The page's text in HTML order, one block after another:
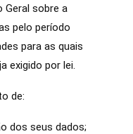
Geral sobre a
pelo período
para as quais
exigido por lei.
de:
dos seus dados;